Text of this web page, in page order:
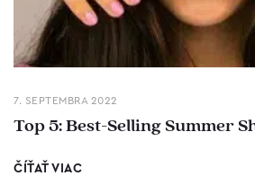
7. SEPTEMBRA 2022
Top 5: Best-Selling Summer
ČÍŤAŤ VIAC